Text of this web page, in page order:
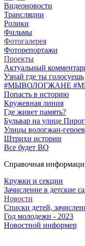
Видеоновости
Трансляции
Ролики
Фильмы
Фотогалерея
Фоторепортажи
Проекты
Актуальный
Узнай где ты голосуешь
#МЫВОЛОГЖАНЕ
Попасть в историю
Кружевная линия
Где живет память?
Бульвар на улице
Улицы вологжан-героев
Штрихи истории
Все будет ВО
Справочная
Кружки и секции
Зачисление в детские
Новости
Списки детей,
Год молодежи - 2023
Новостной информер